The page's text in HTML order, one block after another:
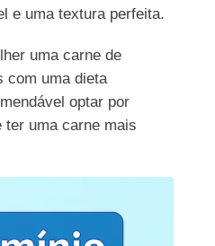
e uma textura perfeita.
uma carne de
com uma dieta
optar por
uma carne mais